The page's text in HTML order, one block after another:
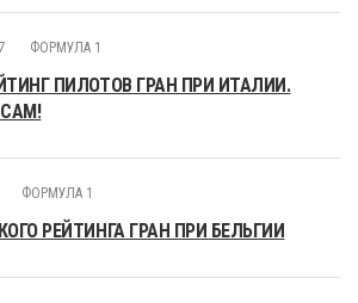
ФОРМУЛА 1
ПИЛОТОВ ГРАН ПРИ ИТАЛИИ.
ФОРМУЛА 1
РЕЙТИНГА ГРАН ПРИ БЕЛЬГИИ